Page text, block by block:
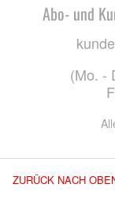
Abo- und
(Mo. -
ZURÜCK NACH